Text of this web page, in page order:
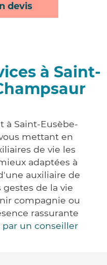
devis
à Saint-
à Saint-Eusèbe-
mettant en
de vie les
adaptées à
auxiliaire de
de la vie
compagnie ou
rassurante
un conseiller